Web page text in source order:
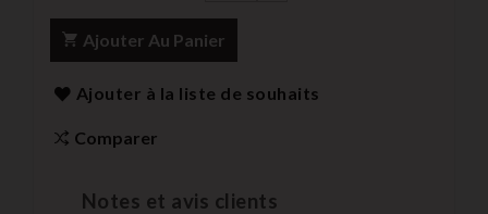
Ajouter Au Panier
Ajouter à la liste de souhaits
Comparer
Notes et avis clients